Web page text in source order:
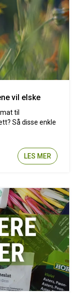
vil elske
til
Så disse enkle
LES MER